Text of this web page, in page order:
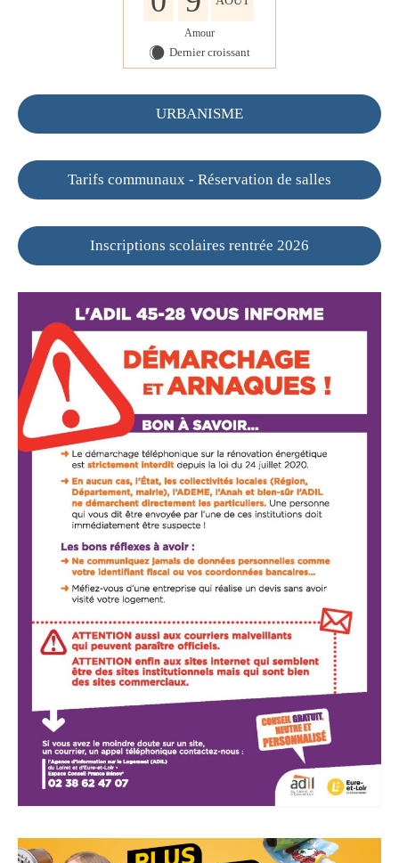
Amour
X Dernier croissant
URBANISME
Tarifs communaux - Réservation de salles
Inscriptions scolaires rentrée 2026